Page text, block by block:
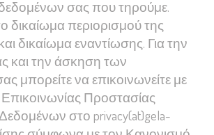
σας που τηρούμε.
δικαίωμα περιορισμού της
δικαίωμα εναντίωσης. Για την
και την άσκηση των
μπορείτε να επικοινωνείτε με
Προστασίας
στο privacy(at)gela-